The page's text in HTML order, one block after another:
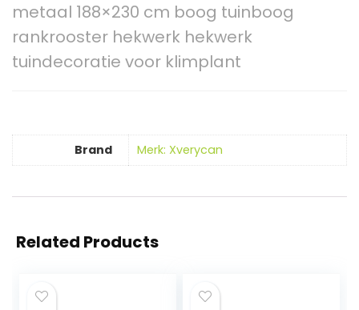
metaal 188×230 cm boog tuinboog
rankrooster hekwerk hekwerk
tuindecoratie voor klimplant
Brand Merk: Xverycan
Related Products